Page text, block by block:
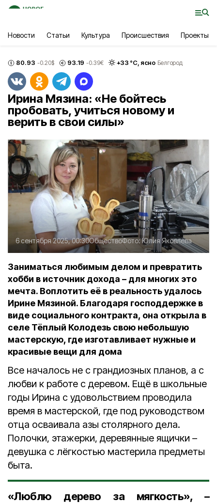
Новости Статьи Культура Происшествия Проекты
80.93 -0.20$ 93.19 -0.39€ +33 °С, ясно Белгород
Ирина Мязина: «Не бойтесь
пробовать, учиться новому и
верить в свои силы»
6 сентября 2025, 00:30ОбществоФото:Юлия Яковлева
Заниматься любимым делом и превратить
хобби в источник дохода – для многих это
мечта. Воплотить её в реальность удалось
Ирине Мязиной. Благодаря господдержке в
виде социального контракта, она открыла в
селе Тёплый Колодезь свою небольшую
мастерскую, где изготавливает нужные и
красивые вещи для дома
Все началось не с грандиозных планов, а с
любви к работе с деревом. Ещё в школьные
годы Ирина с удовольствием проводила
время в мастерской, где под руководством
отца осваивала азы столярного дела.
Полочки, этажерки, деревянные ящички –
девушка с лёгкостью мастерила предметы
быта.
«Люблю дерево за мягкость», –